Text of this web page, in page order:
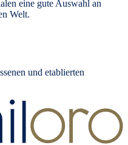
eine gute Auswahl an
Welt.
und etablierten